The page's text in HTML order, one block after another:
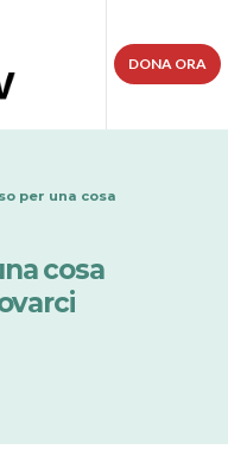
DONA ORA
per una cosa
cosa